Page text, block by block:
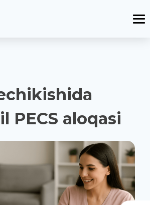
PECS aloqasi